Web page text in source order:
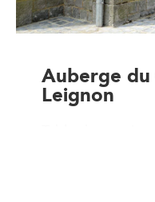
Auberge
Leignon